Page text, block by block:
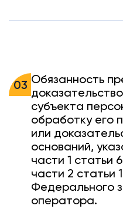
03 Обязанность
субъекта
обработку его
или
оснований,
части 1 статьи
части 2 статьи
Федерального
оператора.